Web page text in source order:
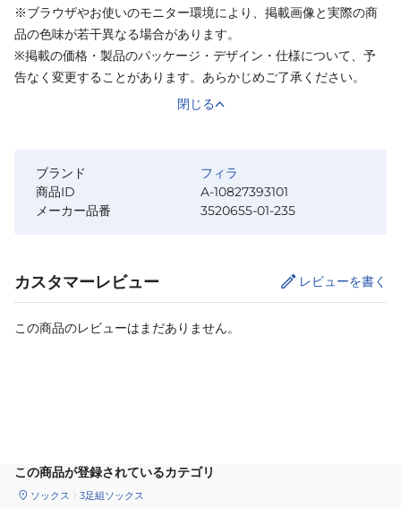
※ブラウザやお使いのモニター環境により、掲載画像と実際の商
品の色味が若干異なる場合があります。
※掲載の価格・製品のパッケージ・デザイン・仕様について、予
告なく変更することがあります。あらかじめご了承ください。
閉じる
ブランド
フィラ
商品ID
A-10827393101
メーカー品番
3520655-01-235
カスタマーレビュー レビューを書く
この商品のレビューはまだありません。
この商品が登録されているカテゴリ
ソックス 3足組ソックス